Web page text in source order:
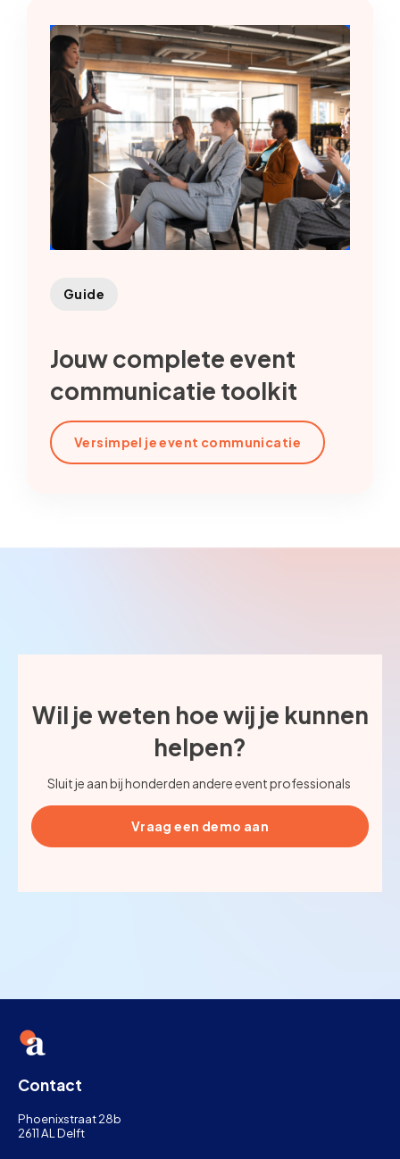
Guide
Jouw complete event
communicatie toolkit
Versimpel je event communicatie
Wil je weten hoe wij je kunnen
helpen?
Sluit je aan bij honderden andere event professionals
Vraag een demo aan
Contact
Phoenixstraat 28b
2611 AL Delft